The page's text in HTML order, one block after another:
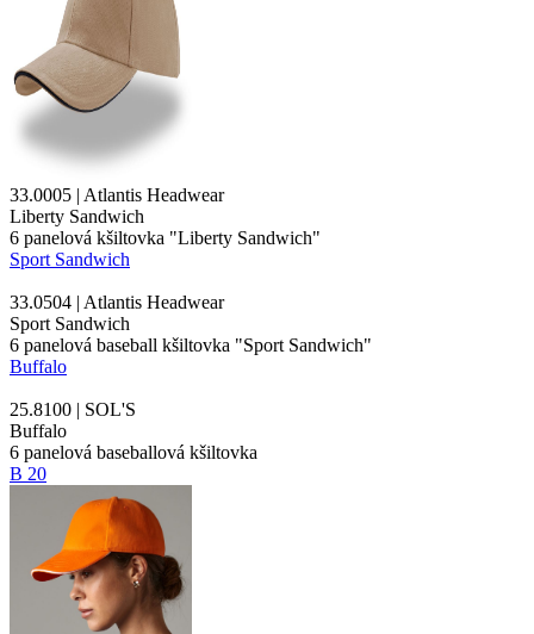
33.0005 | Atlantis Headwear
Liberty Sandwich
6 panelová kšiltovka "Liberty Sandwich"
Sport Sandwich
33.0504 | Atlantis Headwear
Sport Sandwich
6 panelová baseball kšiltovka "Sport Sandwich"
Buffalo
25.8100 | SOL'S
Buffalo
6 panelová baseballová kšiltovka
B 20